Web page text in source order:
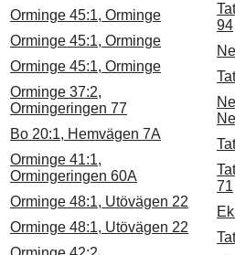
Orminge 45:1, Orminge
Orminge 45:1, Orminge
Orminge 45:1, Orminge
Orminge 37:2,
Ormingeringen 77
Bo 20:1, Hemvägen 7A
Orminge 41:1,
Ormingeringen 60A
Orminge 48:1, Utövägen 22
Orminge 48:1, Utövägen 22
94
71